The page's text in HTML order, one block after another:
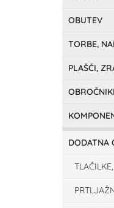
OBUTEV
TORBE,
PLAŠČI,
DODATNA